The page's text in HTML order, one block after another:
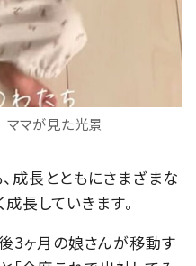
ママが見た光景
成長とともにさまざまな
長していきます。
3ヶ月の娘さんが移動す